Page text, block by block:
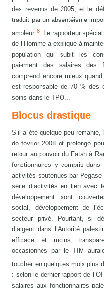
des revenus de 2005, et le
traduit par un absentéisme
ampleur 8. Le rapporteur
de l’Homme a expliqué à
population qui subit les
paiement des salaires des
comprend encore mieux
est responsable de 70 % des
soins dans le TPO...
Blocus drastique
S’il a été quelque peu
de février 2008 et prolongé
retour au pouvoir du Fatah à
fonctionnaires y compris
activités soutenues par
série d’activités en lien avec
développement sont
social, développement de
secteur privé. Pourtant, si
d’argent dans l’Autorité
efficace et moins
occasionnés par le TIM
toucher en quelques mois plus
: selon le dernier rapport de
salaires aux fonctionnaires